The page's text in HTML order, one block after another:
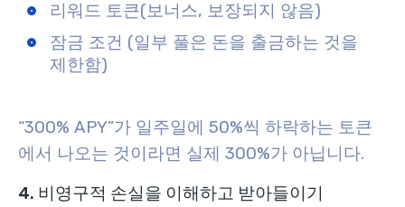
리워드 토큰(보너스, 보장되지 않음)
잠금 조건 (일부 풀은 돈을 출금하는 것을
제한함)
“300% APY”가 일주일에 50%씩 하락하는 토큰
에서 나오는 것이라면 실제 300%가 아닙니다.
4. 비영구적 손실을 이해하고 받아들이기